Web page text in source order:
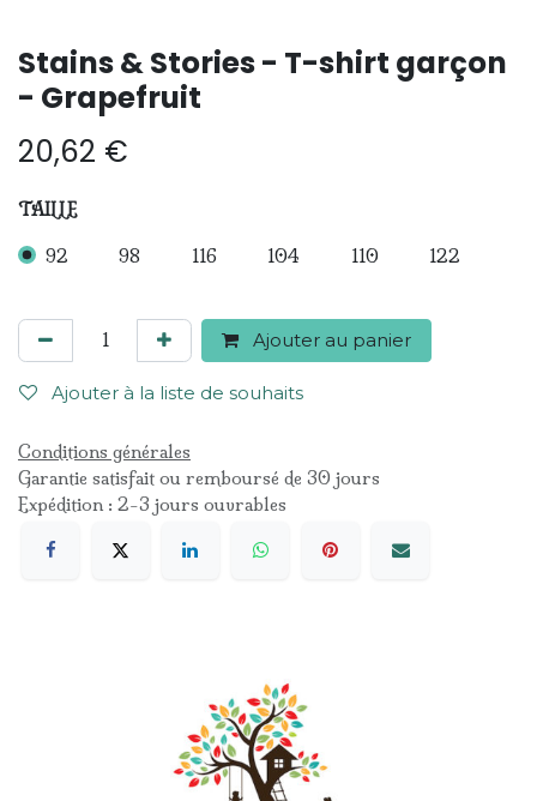
Stains & Stories - T-shirt garçon
- Grapefruit
20,62 €
TAILLE
92 98 116 104 110 122
Ajouter au panier
Ajouter à la liste de souhaits
Conditions générales
Garantie satisfait ou remboursé de 30 jours
Expédition : 2-3 jours ouvrables